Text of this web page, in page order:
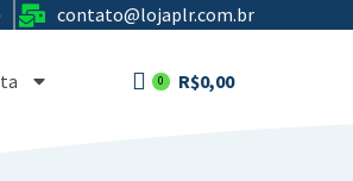
contato@lojaplr.com.br
R$0,00
0